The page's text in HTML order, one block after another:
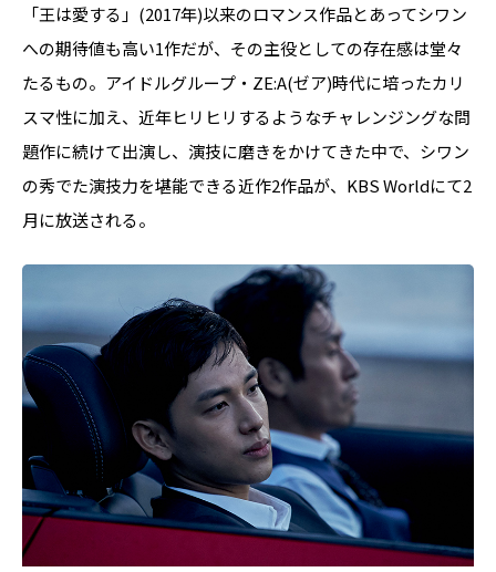
「王は愛する」(2017年)以来のロマンス作品とあってシワン
への期待値も高い1作だが、その主役としての存在感は堂々
たるもの。アイドルグループ・ZE:A(ゼア)時代に培ったカリ
スマ性に加え、近年ヒリヒリするようなチャレンジングな問
題作に続けて出演し、演技に磨きをかけてきた中で、シワン
の秀でた演技力を堪能できる近作2作品が、KBS Worldにて2
月に放送される。